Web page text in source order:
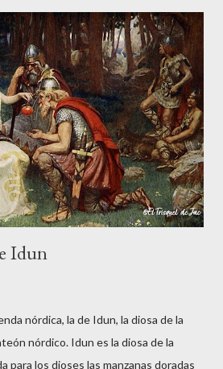
sobre la ciudad de y a Vitorio le
Las armaduras no dejaban ver los
tan peculiares. Le pidieron que
decidió hacerlo. Una vez dentro
medievales le señalaron un muro
un fabuloso tesoro. Solo le
si no la cumplía a rajatabla...
Idun
nórdica, la de Idun, la diosa de la
nórdico. Idun es la diosa de la
para los dioses las manzanas doradas